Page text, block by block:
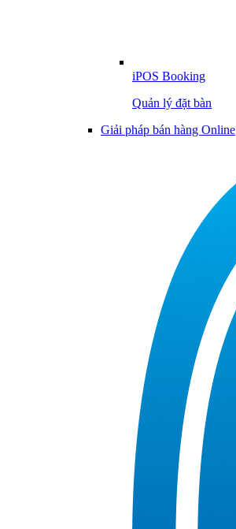
iPOS Booking
Quản lý đặt bàn
Giải pháp bán hàng Online